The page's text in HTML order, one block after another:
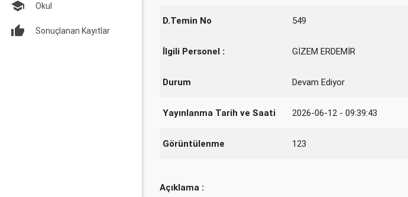
Okul
Sonuçlanan Kayıtlar
D.Temin No 549
İlgili Personel : GİZEM ERDEMİR
Durum Devam Ediyor
Yayınlanma Tarih ve Saati 2026-06-12 - 09:39:43
Görüntülenme 123
Açıklama :